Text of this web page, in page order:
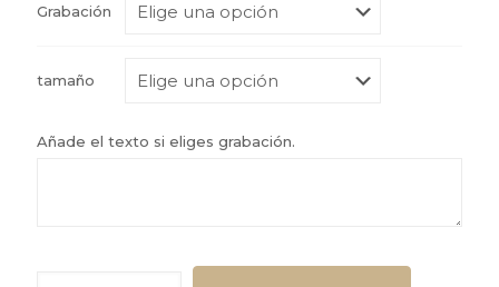
Grabación
tamaño
Añade el texto si eliges grabación.